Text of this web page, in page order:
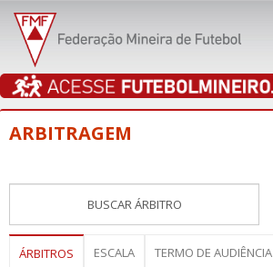
ARBITRAGEM
ÁRBITROS ESCALA TERMO DE AUDIÊNCIA